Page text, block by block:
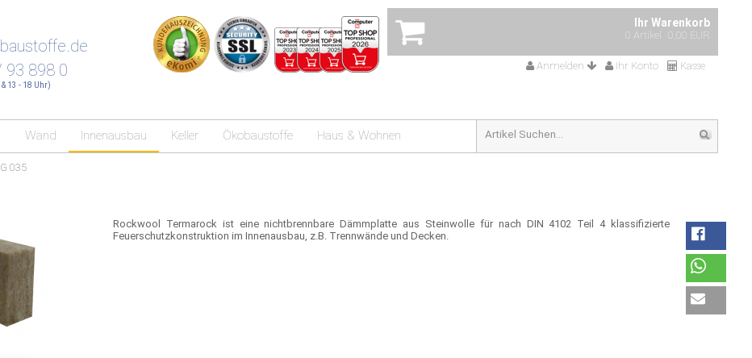
Ihr Warenkorb
0 Artikel 0,00 EUR
Anmelden Ihr Konto Kasse
93 898 0
13 - 18 Uhr)
Wand Innenausbau Keller Ökobaustoffe Haus & Wohnen
035
Rockwool Termarock ist eine nichtbrennbare Dämmplatte aus Steinwolle für nach DIN 4102 Teil 4 klassifizierte
Feuerschutzkonstruktion im Innenausbau, z.B. Trennwände und Decken.